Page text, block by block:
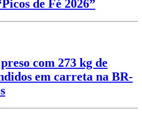
de Fé 2026”
com 273 kg de
em carreta na BR-